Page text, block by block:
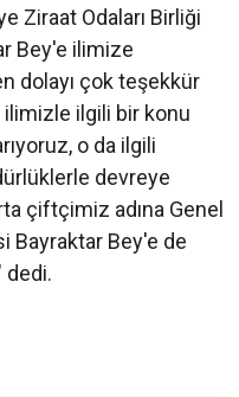
Ziraat Odaları Birliği
Bey'e ilimize
dolayı çok teşekkür
ilgili bir konu
o da ilgili
devreye
çiftçimiz adına Genel
Bayraktar Bey'e de
dedi.